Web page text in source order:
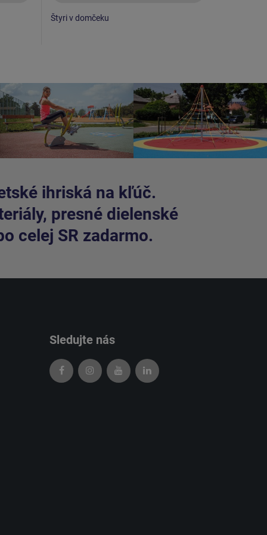
Štyri v domčeku
ihriská na kľúč.
presné dielenské
celej SR zadarmo.
Sledujte nás